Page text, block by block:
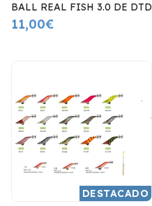
BALL REAL FISH 3.0 DE DTD
11,00€
DESTACADO